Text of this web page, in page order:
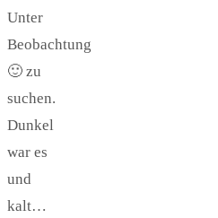
Unter
Beobachtung
🙂 zu
suchen.
Dunkel
war es
und
kalt…